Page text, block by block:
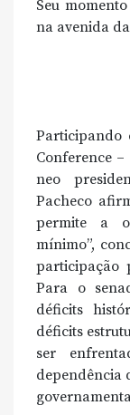
Seu
na avenida
Conference
neo
Pacheco
permite a
mínimo”,
participação
Para o
déficits
déficits
ser
dependência